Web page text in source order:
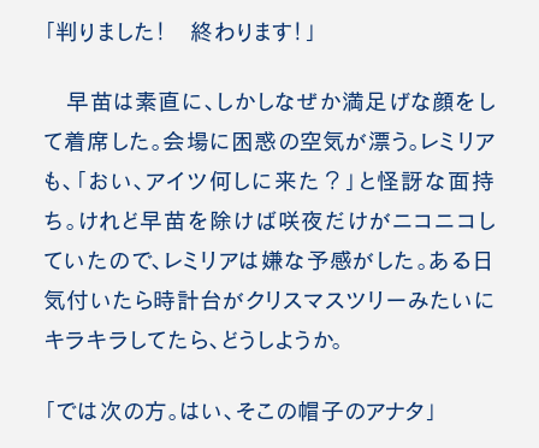
「判りました！ 終わります！」
早苗は素直に、しかしなぜか満足げな顔をし
て着席した。会場に困惑の空気が漂う。レミリア
も、「おい、アイツ何しに来た？」と怪訝な面持
ち。けれど早苗を除けば咲夜だけがニコニコし
ていたので、レミリアは嫌な予感がした。ある日
気付いたら時計台がクリスマスツリーみたいに
キラキラしてたら、どうしようか。
「では次の方。はい、そこの帽子のアナタ」